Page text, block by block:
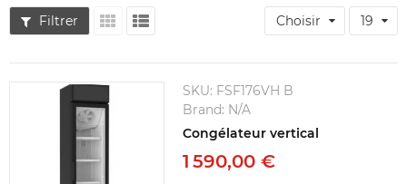
Filtrer Choisir 19
SKU: FSF176VH B
Brand: N/A
Congélateur vertical
1 590,00 €